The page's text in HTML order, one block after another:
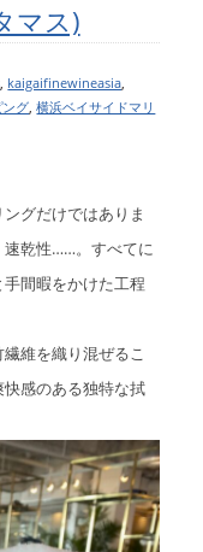
マス)
kaigaifinewineasia
ング ,横浜ベイサイドマリ
グだけではありま
速乾性……。すべてに
間暇をかけた⼯程
維を織り混ぜるこ
感のある独特な拭